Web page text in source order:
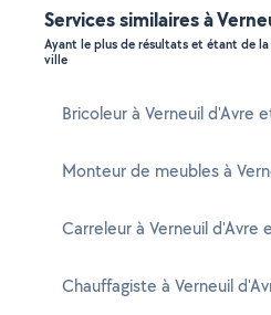
Services similaires à
Ayant le plus de résultats et étant de
ville
Bricoleur à Verneuil d'Avre
Monteur de meubles à
Carreleur à Verneuil d'Avre
Chauffagiste à Verneuil